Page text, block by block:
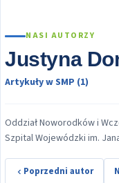
NASI AUTORZY
Justyna
Artykuły w SMP (1)
Oddział Noworodków i
Szpital Wojewódzki im.
Poprzedni autor